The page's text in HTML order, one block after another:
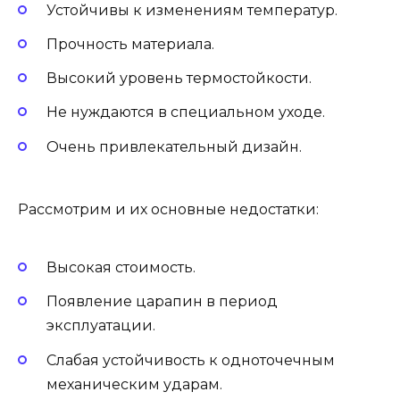
Устойчивы к изменениям температур.
Прочность материала.
Высокий уровень термостойкости.
Не нуждаются в специальном уходе.
Очень привлекательный дизайн.
Рассмотрим и их основные недостатки:
Высокая стоимость.
Появление царапин в период
эксплуатации.
Слабая устойчивость к одноточечным
механическим ударам.